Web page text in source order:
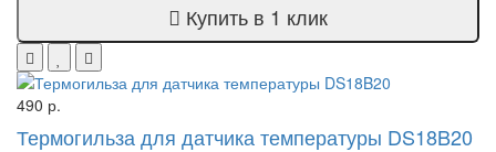
Купить в 1 клик
490 р.
Термогильза для датчика температуры DS18B20